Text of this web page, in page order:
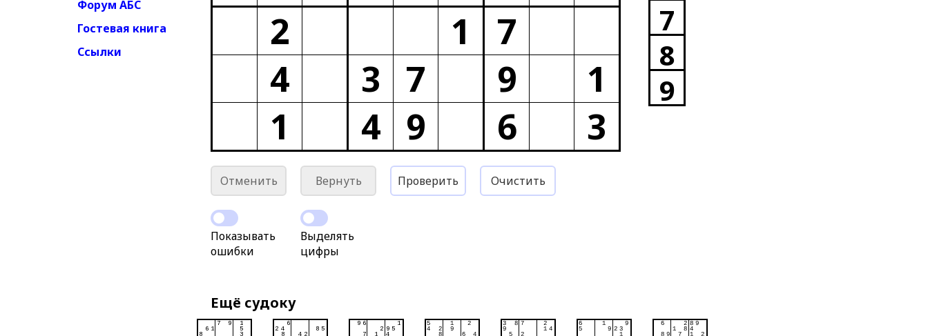
Форум АБС
Гостевая книга
Ссылки
2
1
7
4
3 7 9
1
1
4 9 6 3
7
8
9
Отменить Вернуть Проверить Очистить
Показывать
ошибки
Выделять
цифры
Ещё судоку